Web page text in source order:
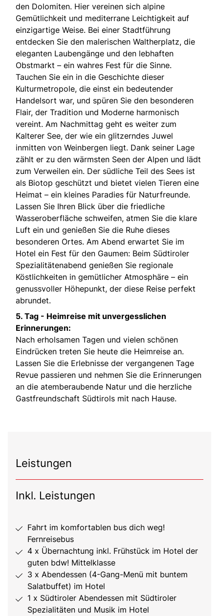
den Dolomiten. Hier vereinen sich alpine
Gemütlichkeit und mediterrane Leichtigkeit auf
einzigartige Weise. Bei einer Stadtführung
entdecken Sie den malerischen Waltherplatz, die
eleganten Laubengänge und den lebhaften
Obstmarkt – ein wahres Fest für die Sinne.
Tauchen Sie ein in die Geschichte dieser
Kulturmetropole, die einst ein bedeutender
Handelsort war, und spüren Sie den besonderen
Flair, der Tradition und Moderne harmonisch
vereint. Am Nachmittag geht es weiter zum
Kalterer See, der wie ein glitzerndes Juwel
inmitten von Weinbergen liegt. Dank seiner Lage
zählt er zu den wärmsten Seen der Alpen und lädt
zum Verweilen ein. Der südliche Teil des Sees ist
als Biotop geschützt und bietet vielen Tieren eine
Heimat – ein kleines Paradies für Naturfreunde.
Lassen Sie Ihren Blick über die friedliche
Wasseroberfläche schweifen, atmen Sie die klare
Luft ein und genießen Sie die Ruhe dieses
besonderen Ortes. Am Abend erwartet Sie im
Hotel ein Fest für den Gaumen: Beim Südtiroler
Spezialitätenabend genießen Sie regionale
Köstlichkeiten in gemütlicher Atmosphäre – ein
genussvoller Höhepunkt, der diese Reise perfekt
abrundet.
5. Tag - Heimreise mit unvergesslichen
Erinnerungen:
Nach erholsamen Tagen und vielen schönen
Eindrücken treten Sie heute die Heimreise an.
Lassen Sie die Erlebnisse der vergangenen Tage
Revue passieren und nehmen Sie die Erinnerungen
an die atemberaubende Natur und die herzliche
Gastfreundschaft Südtirols mit nach Hause.
Leistungen
Inkl. Leistungen
Fahrt im komfortablen bus dich weg!
Fernreisebus
4 x Übernachtung inkl. Frühstück im Hotel der
guten bdw! Mittelklasse
3 x Abendessen (4-Gang-Menü mit buntem
Salatbuffet) im Hotel
1 x Südtiroler Abendessen mit Südtiroler
Spezialitäten und Musik im Hotel